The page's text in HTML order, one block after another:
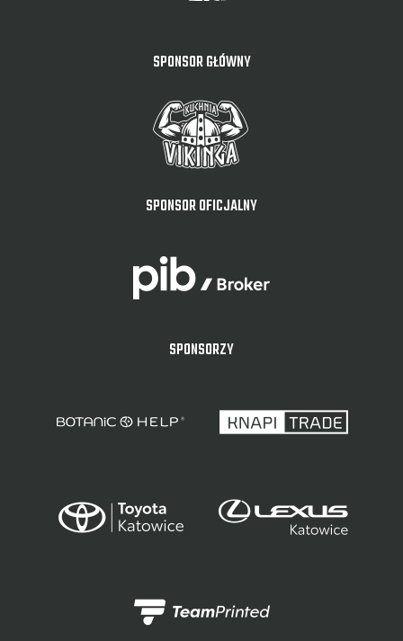
SPONSOR GŁÓWNY
SPONSOR OFICJALNY
SPONSORZY